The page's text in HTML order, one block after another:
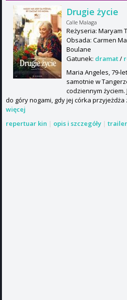
Drugie życie
Calle Malaga
Reżyseria: Maryam
Obsada: Carmen
Boulane
Gatunek: dramat/
Maria Angeles, 79-
samotnie w
codziennym
do góry nogami, gdy jej córka
więcej
repertuar kin | opis i szczegóły | trailer